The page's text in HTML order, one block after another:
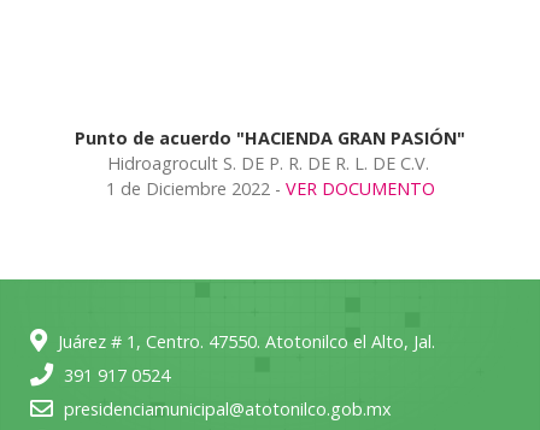
Punto de acuerdo "HACIENDA GRAN PASIÓN"
Hidroagrocult S. DE P. R. DE R. L. DE C.V.
1 de Diciembre 2022 - VER DOCUMENTO
Juárez # 1, Centro. 47550. Atotonilco el Alto, Jal.
391 917 0524
presidenciamunicipal@atotonilco.gob.mx